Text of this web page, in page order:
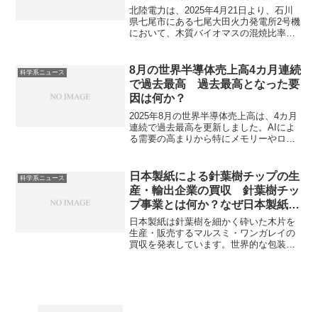
北陸電力は、2025年4月21日より、石川
県七尾市にある七尾大田火力発電所2号機
において、木質バイオマスの混焼比率を
られる有機性の資源である木質バイオマ
スは植物が成長過程でCO2を吸収するた
め、燃焼時にCO₂を排出しても「カーボ
ンニュートラル」とみなされるためカー
ボンニュートラルに必要な技術とされて
います。混焼とは何か、バイオマスの特
徴や課題は何かを知ることができます。
科学系ニュース
8月の世界半導体売上高4カ月連続
で過去最高 過去最高となった要
因は何か？
2025年8月の世界半導体売上高は、4カ月
連続で過去最高を更新しました。AIによ
る需要の高まりから特にメモリーやロジ
通しはどうかを知ることができます。
科学系ニュース
日本製紙による針葉樹チップの生
産・輸出企業の買収 針葉樹チッ
プ事業とは何か？なぜ日本製紙が
買収するのか？
日本製紙は針葉樹を細かく砕いた木片を
生産・販売するマルスミ・ワンガレイの
買収を発表しています。世界的な包装材